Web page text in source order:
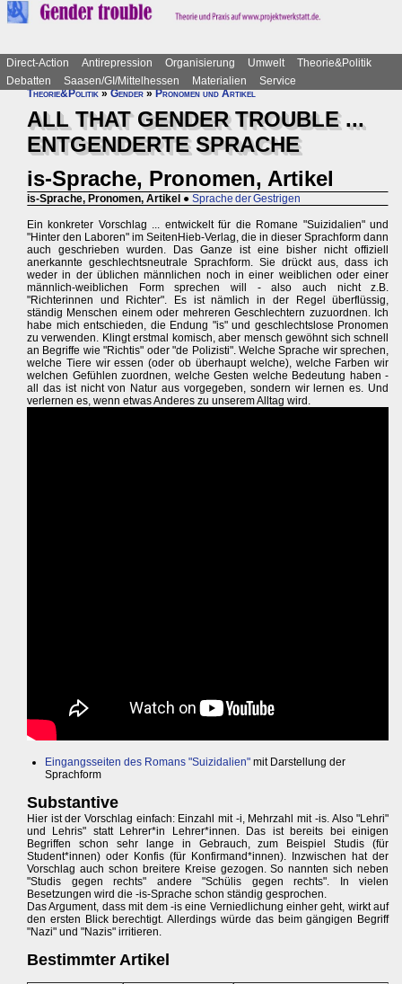
Direct-Action Antirepression Organisierung Umwelt
Theorie&Politik
Debatten
Saasen/GI/Mittelhessen Materialien
Service
Theorie&Politik»Gender»Pronomen und Artikel
ALL THAT GENDER TROUBLE ...
ENTGENDERTE SPRACHE
is-Sprache, Pronomen, Artikel
is-Sprache, Pronomen, Artikel ● Sprache der Gestrigen
Ein konkreter Vorschlag ... entwickelt für die Romane "Suizidalien" und
"Hinter den Laboren" im SeitenHieb-Verlag, die in dieser Sprachform dann
auch geschrieben wurden. Das Ganze ist eine bisher nicht offiziell
anerkannte geschlechtsneutrale Sprachform. Sie drückt aus, dass ich
weder in der üblichen männlichen noch in einer weiblichen oder einer
männlich-weiblichen Form sprechen will - also auch nicht z.B.
"Richterinnen und Richter". Es ist nämlich in der Regel überflüssig,
ständig Menschen einem oder mehreren Geschlechtern zuzuordnen. Ich
habe mich entschieden, die Endung "is" und geschlechtslose Pronomen
zu verwenden. Klingt erstmal komisch, aber mensch gewöhnt sich schnell
an Begriffe wie "Richtis" oder "de Polizisti". Welche Sprache wir sprechen,
welche Tiere wir essen (oder ob überhaupt welche), welche Farben wir
welchen Gefühlen zuordnen, welche Gesten welche Bedeutung haben -
all das ist nicht von Natur aus vorgegeben, sondern wir lernen es. Und
verlernen es, wenn etwas Anderes zu unserem Alltag wird.
Eingangsseiten des Romans "Suizidalien" mit Darstellung der
Sprachform
Substantive
Hier ist der Vorschlag einfach: Einzahl mit -i, Mehrzahl mit -is. Also "Lehri"
und Lehris" statt Lehrer*in Lehrer*innen. Das ist bereits bei einigen
Begriffen schon sehr lange in Gebrauch, zum Beispiel Studis (für
Student*innen) oder Konfis (für Konfirmand*innen). Inzwischen hat der
Vorschlag auch schon breitere Kreise gezogen. So nannten sich neben
"Studis gegen rechts" andere "Schülis gegen rechts". In vielen
Besetzungen wird die -is-Sprache schon ständig gesprochen.
Das Argument, dass mit dem -is eine Verniedlichung einher geht, wirkt auf
den ersten Blick berechtigt. Allerdings würde das beim gängigen Begriff
"Nazi" und "Nazis" irritieren.
Bestimmter Artikel